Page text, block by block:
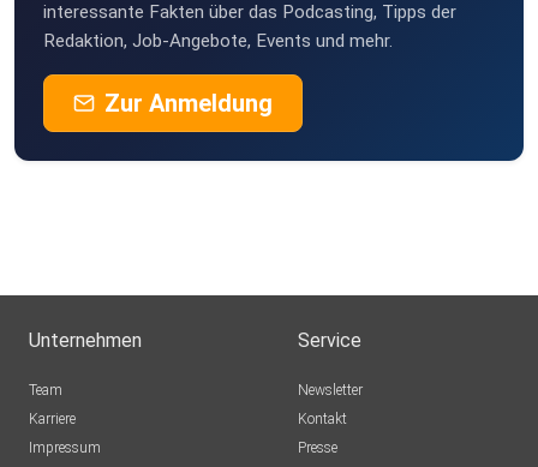
interessante Fakten über das Podcasting, Tipps der
Redaktion, Job-Angebote, Events und mehr.
Zur Anmeldung
Unternehmen
Team
Karriere
Impressum
Service
Newsletter
Kontakt
Presse